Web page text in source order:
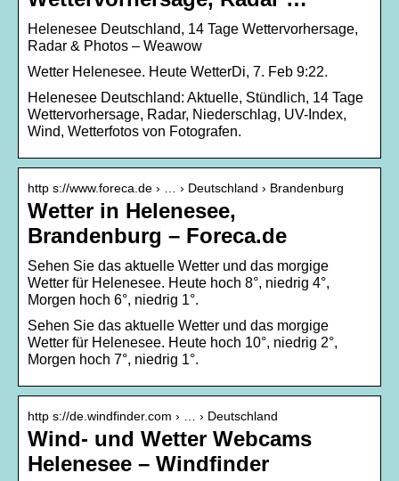
Helenesee Deutschland, 14 Tage Wettervorhersage,
Radar & Photos – Weawow
Wetter Helenesee. Heute WetterDi, 7. Feb 9:22.
Helenesee Deutschland: Aktuelle, Stündlich, 14 Tage
Wettervorhersage, Radar, Niederschlag, UV-Index,
Wind, Wetterfotos von Fotografen.
http s://www.foreca.de › … › Deutschland › Brandenburg
Wetter in Helenesee,
Brandenburg – Foreca.de
Sehen Sie das aktuelle Wetter und das morgige
Wetter für Helenesee. Heute hoch 8°, niedrig 4°,
Morgen hoch 6°, niedrig 1°.
Sehen Sie das aktuelle Wetter und das morgige
Wetter für Helenesee. Heute hoch 10°, niedrig 2°,
Morgen hoch 7°, niedrig 1°.
http s://de.windfinder.com › … › Deutschland
Wind- und Wetter Webcams
Helenesee – Windfinder